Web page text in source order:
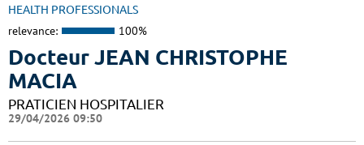
HEALTH PROFESSIONALS
relevance: 100%
Docteur JEAN CHRISTOPHE
MACIA
PRATICIEN HOSPITALIER
29/04/2026 09:50